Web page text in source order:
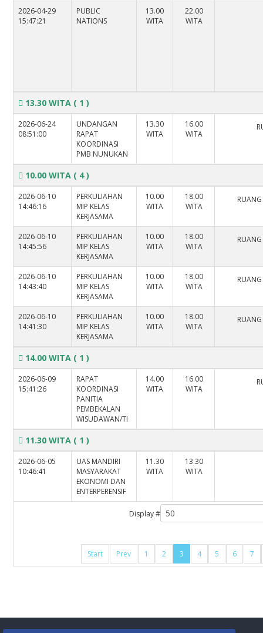
Display #
Start Prev 1 2 3 4 5 6 7
2026-04-29
15:47:21
PUBLIC
NATIONS
13.00
WITA
22.00
WITA
13.30 WITA ( 1 )
2026-06-24
08:51:00
UNDANGAN
RAPAT
KOORDINASI
PMB NUNUKAN
13.30
WITA
16.00
WITA
10.00 WITA ( 4 )
2026-06-10
14:46:16
PERKULIAHAN
MIP KELAS
KERJASAMA
10.00
WITA
18.00
WITA
2026-06-10
14:45:56
PERKULIAHAN
MIP KELAS
KERJASAMA
10.00
WITA
18.00
WITA
2026-06-10
14:43:40
PERKULIAHAN
MIP KELAS
KERJASAMA
10.00
WITA
18.00
WITA
2026-06-10
14:41:30
PERKULIAHAN
MIP KELAS
KERJASAMA
10.00
WITA
18.00
WITA
14.00 WITA ( 1 )
2026-06-09
15:41:26
RAPAT
KOORDINASI
PANITIA
PEMBEKALAN
WISUDAWAN/TI
14.00
WITA
16.00
WITA
11.30 WITA ( 1 )
2026-06-05
10:46:41
UAS MANDIRI
MASYARAKAT
EKONOMI DAN
ENTERPERENSIF
11.30
WITA
13.30
WITA